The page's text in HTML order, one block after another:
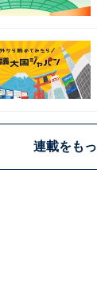
連載をも